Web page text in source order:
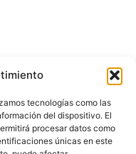
tecnologías como las
del dispositivo. El
procesar datos como
únicas en este